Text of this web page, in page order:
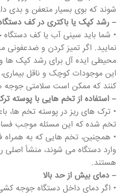
شوند که بوی بسیار متعفن و بدی
– رشد کپک یا باکتری در کف
• شما باید سینی آب یا کف
نمایید. اگر تمیز کردن و
محیطی ایده آل برای رشد کپک ها
این موجودات کوچک و ناقل
کنند که ممکن است سلامتی جوجه
– استفاده از تخم هایی با پوسته
• ترک های ریز در پوسته تخم ها،
تخم شده که این مسئله موجب
• همچنین، تخم هایی که به همراه
وارد دستگاه می شوند، منشأ اصلی
هستند.
– دمای بیش از حد بالا
• اگر دمای داخل دستگاه جوجه کشی